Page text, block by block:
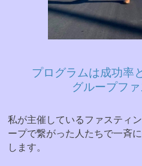
プログラムは成功率
グループフ
私が主催しているファスティ
ープで繋がった人たちで一斉
します。